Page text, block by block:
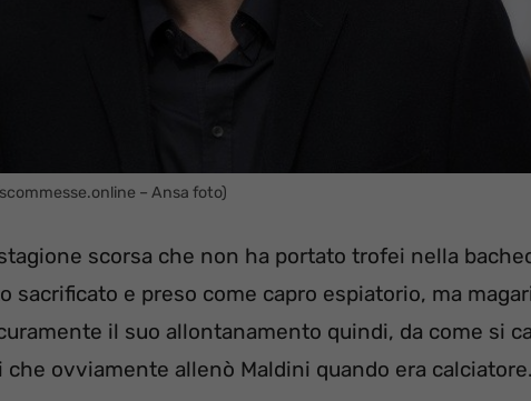
– Ansa foto)
scorsa che non ha portato trofei nella
sacrificato e preso come capro espiatorio, ma
il suo allontanamento quindi, da come si
che ovviamente allenò Maldini quando era calciatore.